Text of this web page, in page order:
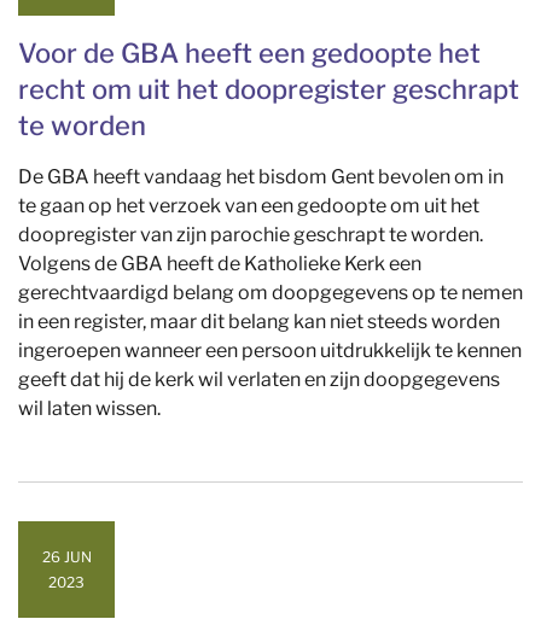
Voor de GBA heeft een gedoopte het
recht om uit het doopregister geschrapt
te worden
De GBA heeft vandaag het bisdom Gent bevolen om in
te gaan op het verzoek van een gedoopte om uit het
doopregister van zijn parochie geschrapt te worden.
Volgens de GBA heeft de Katholieke Kerk een
gerechtvaardigd belang om doopgegevens op te nemen
in een register, maar dit belang kan niet steeds worden
ingeroepen wanneer een persoon uitdrukkelijk te kennen
geeft dat hij de kerk wil verlaten en zijn doopgegevens
wil laten wissen.
26 JUN
2023